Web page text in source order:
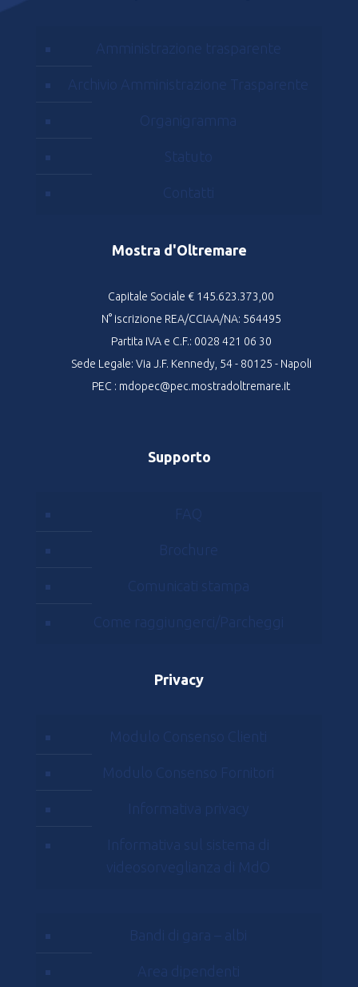
Amministrazione trasparente
Archivio Amministrazione Trasparente
Organigramma
Statuto
Contatti
Mostra d'Oltremare
Capitale Sociale € 145.623.373,00
N° iscrizione REA/CCIAA/NA: 564495
Partita IVA e C.F.: 0028 421 06 30
Sede Legale: Via J.F. Kennedy, 54 - 80125 - Napoli
PEC : mdopec@pec.mostradoltremare.it
Supporto
FAQ
Brochure
Comunicati stampa
Come raggiungerci/Parcheggi
Privacy
Modulo Consenso Clienti
Modulo Consenso Fornitori
Informativa privacy
Informativa sul sistema di
videosorveglianza di MdO
Bandi di gara – albi
Area dipendenti